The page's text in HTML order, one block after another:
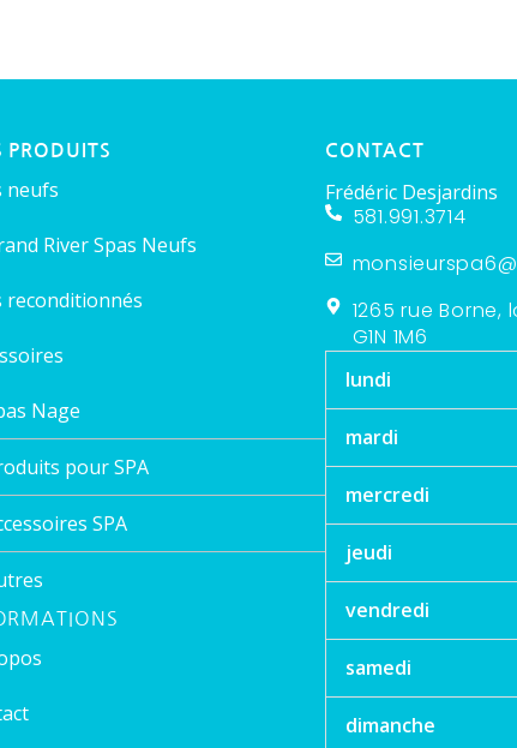
PRODUITS
neufs
River Spas Neufs
reconditionnés
Nage
pour SPA
SPA
CONTACT
Frédéric Desjardins
581.991.3714
1265 rue Borne,
G1N 1M6
lundi
mardi
mercredi
jeudi
vendredi
samedi
dimanche